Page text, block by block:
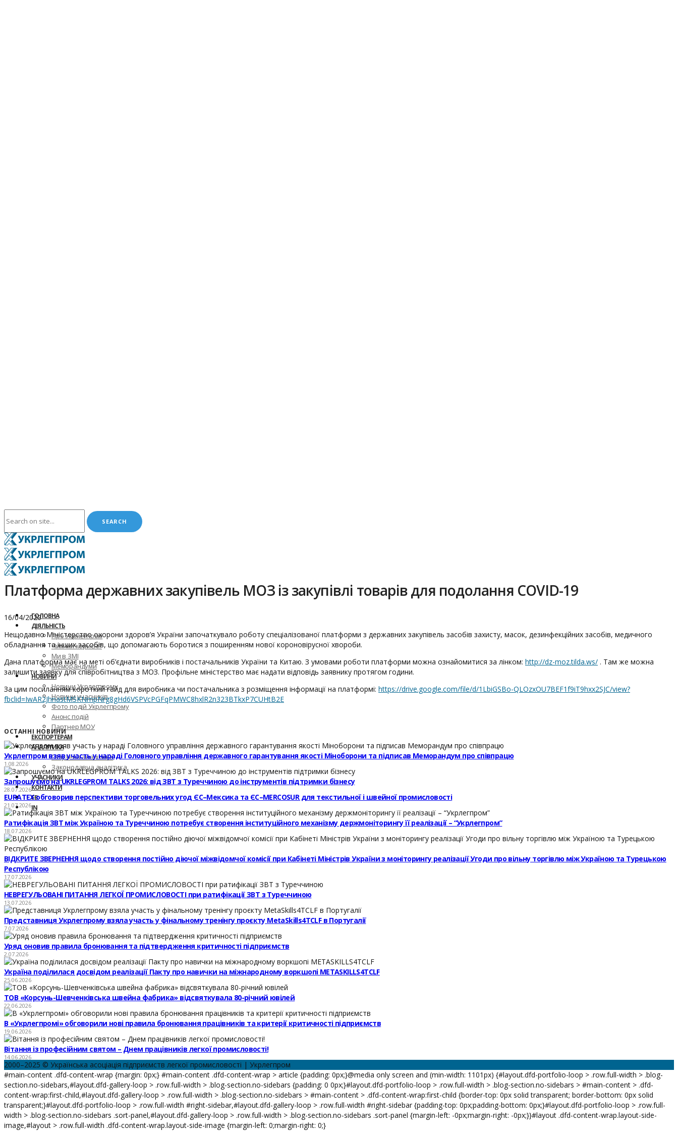
ГОЛОВНА
ДІЯЛЬНІСТЬ
Про Укрлегпром
Чим ми корисні?
Ми в ЗМІ
Меморандуми
НОВИНИ
Новини Укрлегпрому
Новини учасників
Фото подій Укрлегпрому
Анонс подій
Партнер МОУ
ЕКСПОРТЕРАМ
АНАЛІТИКА
Галузева аналітика
Законодавча аналітика
УЧАСНИКИ
КОНТАКТИ
FB
IN
Платформа державних закупівель МОЗ із закупівлі товарів для подолання COVID-19
16/04/2020
Нещодавно Міністерство охорони здоров’я України започаткувало роботу спеціалізованої платформи з державних закупівель засобів захисту, масок, дезинфекційних засобів, медичного
обладнання та інших засобів, що допомагають боротися з поширенням нової короновірусної хвороби.
Дана платформа має на меті об’єднати виробників і постачальників України та Китаю. З умовами роботи платформи можна ознайомитися за лінком: http://dz-moz.tilda.ws/ . Там же можна
залишити заявку для співробітництва з МОЗ. Профільне міністерство має надати відповідь заявнику протягом години.
За цим посиланням короткий гайд для виробника чи постачальника з розміщення інформації на платформі: https://drive.google.com/file/d/1LbiGSBo-QLOzxOU7BEF1f9iT9hxx2SJC/view?
fbclid=IwAR2JhnastMSKNmpNrg8gHd6VSPVcPGFqPMWC8hxlR2n323BTkxP7CUHtB2E
ОСТАННІ НОВИНИ
Укрлегпром взяв участь у нараді Головного управління державного гарантування якості Міноборони та підписав Меморандум про співпрацю
1.08.2026
Запрошуємо на UKRLEGPROM TALKS 2026: від ЗВТ з Туреччиною до інструментів підтримки бізнесу
28.07.2026
EURATEX обговорив перспективи торговельних угод ЄС–Мексика та ЄС–MERCOSUR для текстильної і швейної промисловості
21.07.2026
Ратифікація ЗВТ між Україною та Туреччиною потребує створення інституційного механізму держмоніторингу її реалізації – “Укрлегпром”
18.07.2026
ВІДКРИТЕ ЗВЕРНЕННЯ щодо створення постійно діючої міжвідомчої комісії при Кабінеті Міністрів України з моніторингу реалізації Угоди про вільну торгівлю між Україною та Турецькою
Республікою
17.07.2026
НЕВРЕГУЛЬОВАНІ ПИТАННЯ ЛЕГКОЇ ПРОМИСЛОВОСТІ при ратифікації ЗВТ з Туреччиною
13.07.2026
Представниця Укрлегпрому взяла участь у фінальному тренінгу проєкту MetaSkills4TCLF в Португалії
7.07.2026
Уряд оновив правила бронювання та підтвердження критичності підприємств
2.07.2026
Україна поділилася досвідом реалізації Пакту про навички на міжнародному воркшопі METASKILLS4TCLF
25.06.2026
ТОВ «Корсунь-Шевченківська швейна фабрика» відсвяткувала 80-річний ювілей
22.06.2026
В «Укрлегпромі» обговорили нові правила бронювання працівників та критерії критичності підприємств
19.06.2026
Вітання із професійним святом – Днем працівників легкої промисловості!
14.06.2026
2000–2025 © Українська асоціація підприємств легкої промисловості | Укрлегпром
#main-content .dfd-content-wrap {margin: 0px;} #main-content .dfd-content-wrap > article {padding: 0px;}@media only screen and (min-width: 1101px) {#layout.dfd-portfolio-loop > .row.full-width > .blog-
section.no-sidebars,#layout.dfd-gallery-loop > .row.full-width > .blog-section.no-sidebars {padding: 0 0px;}#layout.dfd-portfolio-loop > .row.full-width > .blog-section.no-sidebars > #main-content > .dfd-
content-wrap:first-child,#layout.dfd-gallery-loop > .row.full-width > .blog-section.no-sidebars > #main-content > .dfd-content-wrap:first-child {border-top: 0px solid transparent; border-bottom: 0px solid
transparent;}#layout.dfd-portfolio-loop > .row.full-width #right-sidebar,#layout.dfd-gallery-loop > .row.full-width #right-sidebar {padding-top: 0px;padding-bottom: 0px;}#layout.dfd-portfolio-loop > .row.full-
width > .blog-section.no-sidebars .sort-panel,#layout.dfd-gallery-loop > .row.full-width > .blog-section.no-sidebars .sort-panel {margin-left: -0px;margin-right: -0px;}}#layout .dfd-content-wrap.layout-side-
image,#layout > .row.full-width .dfd-content-wrap.layout-side-image {margin-left: 0;margin-right: 0;}